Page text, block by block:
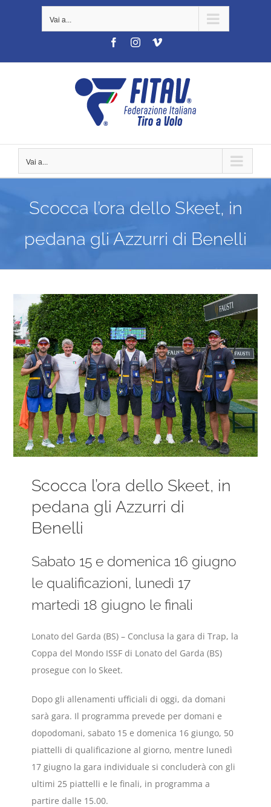
Vai a...
FacebookInstagramVimeo
Vai a...
Scocca l’ora dello Skeet, in
pedana gli Azzurri di Benelli
Ingrandisci
immagine
Scocca l’ora dello Skeet, in
pedana gli Azzurri di
Benelli
Sabato 15 e domenica 16 giugno
le qualificazioni, lunedì 17
martedì 18 giugno le finali
Lonato del Garda (BS) – Conclusa la gara di Trap, la
Coppa del Mondo ISSF di Lonato del Garda (BS)
prosegue con lo Skeet.
Dopo gli allenamenti ufficiali di oggi, da domani
sarà gara. Il programma prevede per domani e
dopodomani, sabato 15 e domenica 16 giungo, 50
piattelli di qualificazione al giorno, mentre lunedì
17 giugno la gara individuale si concluderà con gli
ultimi 25 piattelli e le finali, in programma a
partire dalle 15.00.